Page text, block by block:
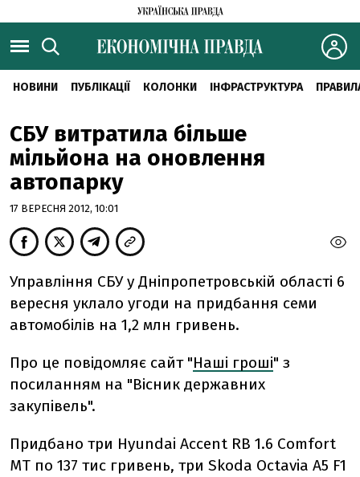
НОВИНИ ПУБЛІКАЦІЇ КОЛОНКИ ІНФРАСТРУКТУРА
СБУ витратила більше
мільйона на оновлення
автопарку
17 ВЕРЕСНЯ 2012, 10:01
Управління СБУ у Дніпропетровській області 6
вересня уклало угоди на придбання семи
автомобілів на 1,2 млн гривень.
Про це повідомляє сайт "Наші гроші" з
посиланням на "Вісник державних
закупівель".
Придбано три Hyundai Accent RB 1.6 Comfort
MT по 137 тис гривень, три Skoda Octavia A5 F1